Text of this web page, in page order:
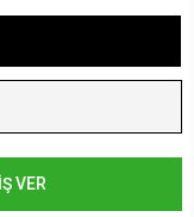
VER